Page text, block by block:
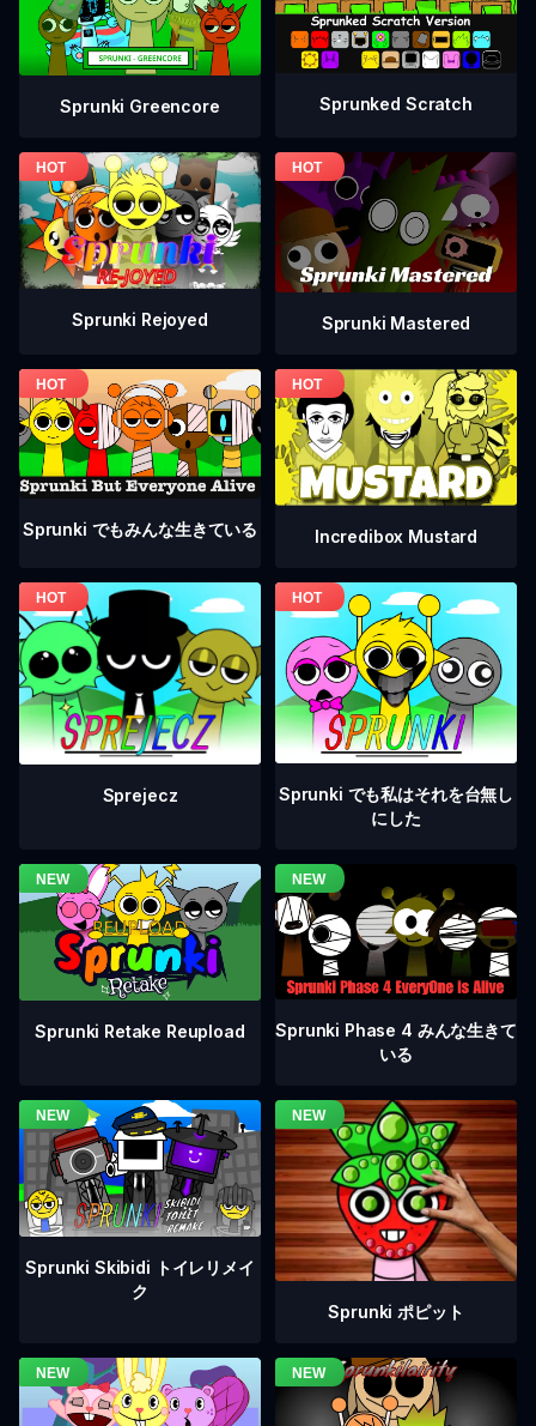
Sprunki Greencore Sprunked Scratch
Sprunki Rejoyed Sprunki Mastered
Sprunki でもみんな生きている Incredibox Mustard
Sprejecz
Sprunki でも私はそれを台無し
にした
Sprunki Retake Reupload
Sprunki Phase 4 みんな生きて
いる
Sprunki Skibidi トイレリメイ
ク
Sprunki ポピット